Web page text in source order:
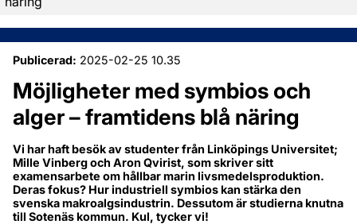
Publicerad: 2025-02-25 10.35
Möjligheter med symbios och
alger – framtidens blå näring
Vi har haft besök av studenter från Linköpings Universitet;
Mille Vinberg och Aron Qvirist, som skriver sitt
examensarbete om hållbar marin livsmedelsproduktion.
Deras fokus? Hur industriell symbios kan stärka den
svenska makroalgsindustrin. Dessutom är studierna knutna
till Sotenäs kommun. Kul, tycker vi!